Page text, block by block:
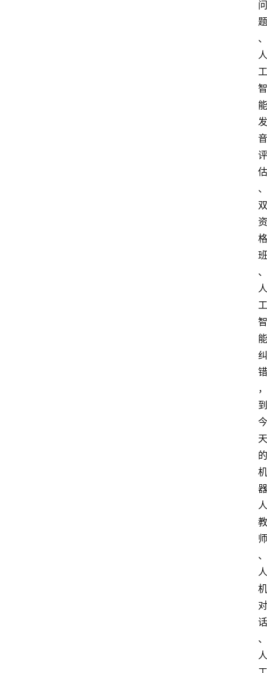
问
题
、
人
工
智
能
发
音
评
估
、
双
资
格
班
、
人
工
智
能
纠
错
，
到
今
天
的
机
器
人
教
师
、
人
机
对
话
、
人